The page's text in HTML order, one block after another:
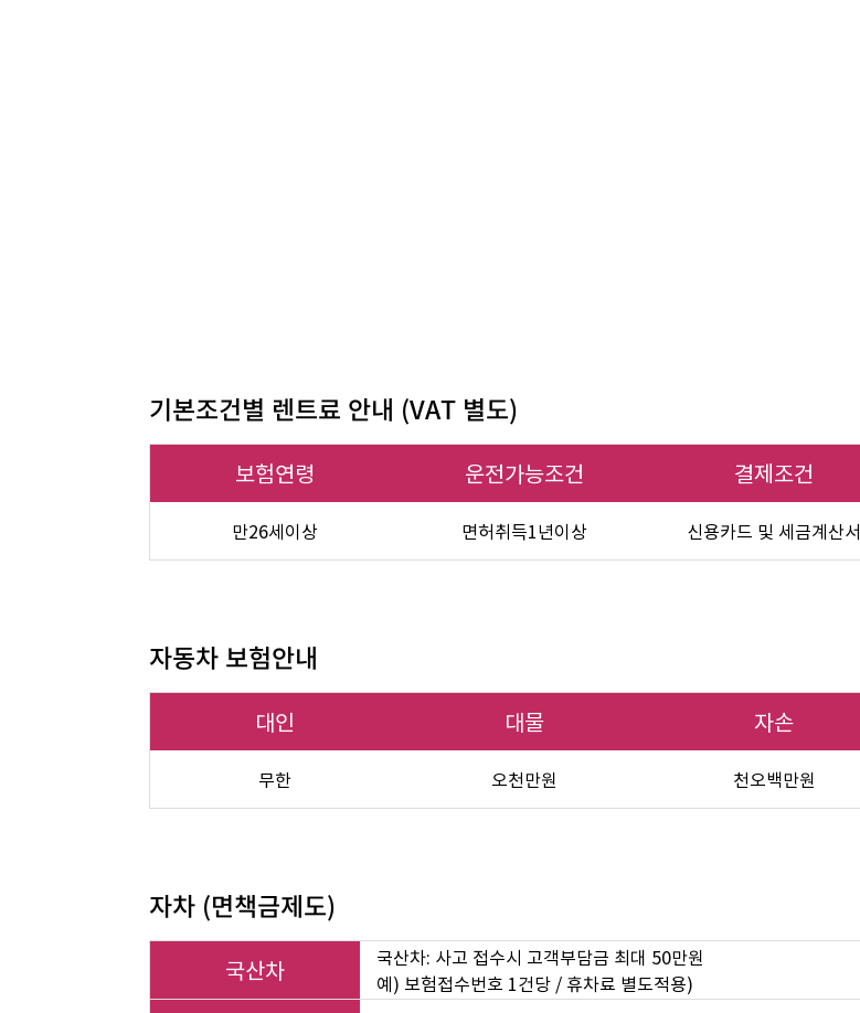
기본조건별 렌트료 안내 (VAT 별도)
보험연령 운전가능조건 결제조건
만26세이상 면허취득1년이상 신용카드 및 세금계산서
자동차 보험안내
대인 대물 자손
무한 오천만원 천오백만원
자차 (면책금제도)
국산차
국산차: 사고 접수시 고객부담금 최대 50만원
예) 보험접수번호 1건당 / 휴차료 별도적용)